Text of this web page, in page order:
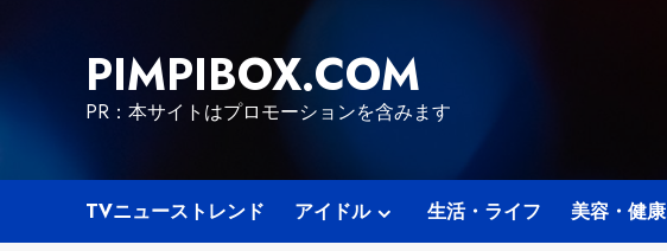
PIMPIBOX.COM
PR：本サイトはプロモーションを含みます
TVニューストレンド アイドル 生活・ライフ 美容・健康